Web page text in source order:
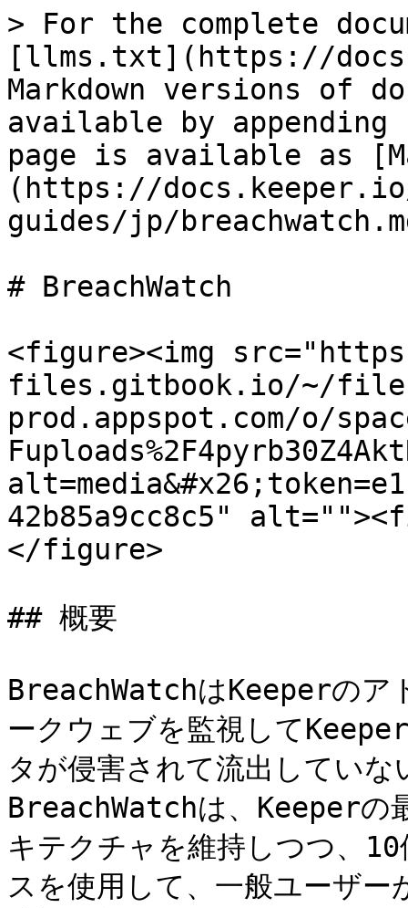
> For the complete
[llms.txt](https://
Markdown versions of
available by
page is available as
(https://
guides/jp/
# BreachWatch
<figure><img
files.gitbook.io/~/
prod.appspot.com/o/
42b85a9cc8c5"
</figure>
## 概要
BreachWatchはKeeperのア
ークウェブを監視して
タが侵害されて流出してい
BreachWatchは、Keeperの
キテクチャを維持しつつ、
スを使用して、一般ユーザ